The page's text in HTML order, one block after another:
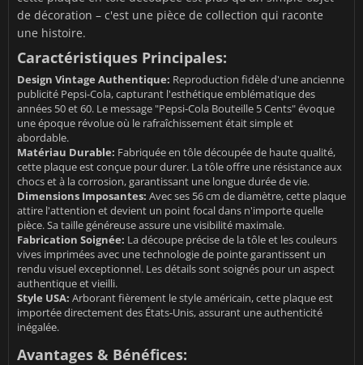
de décoration – c'est une pièce de collection qui raconte
une histoire.
Caractéristiques Principales:
Design Vintage Authentique: Reproduction fidèle d'une ancienne
publicité Pepsi-Cola, capturant l'esthétique emblématique des
années 50 et 60. Le message "Pepsi-Cola Bouteille 5 Cents" évoque
une époque révolue où le rafraîchissement était simple et
abordable.
Matériau Durable: Fabriquée en tôle découpée de haute qualité,
cette plaque est conçue pour durer. La tôle offre une résistance aux
chocs et à la corrosion, garantissant une longue durée de vie.
Dimensions Imposantes: Avec ses 56 cm de diamètre, cette plaque
attire l'attention et devient un point focal dans n'importe quelle
pièce. Sa taille généreuse assure une visibilité maximale.
Fabrication Soignée: La découpe précise de la tôle et les couleurs
vives imprimées avec une technologie de pointe garantissent un
rendu visuel exceptionnel. Les détails sont soignés pour un aspect
authentique et vieilli.
Style USA: Arborant fièrement le style américain, cette plaque est
importée directement des États-Unis, assurant une authenticité
inégalée.
Avantages & Bénéfices: